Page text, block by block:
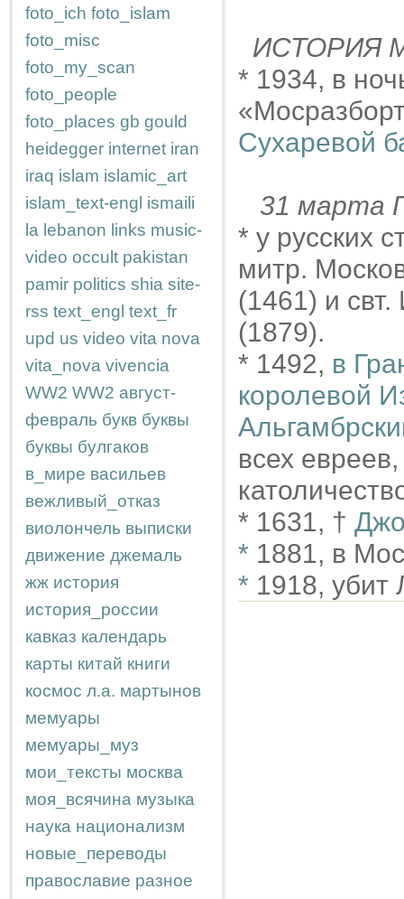
foto_ich foto_islam
foto_misc
foto_my_scan
foto_people
foto_places gb gould
heidegger internet iran
iraq islam islamic_art
islam_text-engl ismaili
la lebanon links music-
video occult pakistan
pamir politics shia site-
rss text_engl text_fr
upd us video vita nova
vita_nova vivencia
WW2 WW2 август-
февраль букв буквы
буквы булгаков
в_мире васильев
вежливый_отказ
виолончель выписки
движение джемаль
жж история
история_россии
кавказ календарь
карты китай книги
космос л.а. мартынов
мемуары
мемуары_муз
мои_тексты москва
моя_всячина музыка
наука национализм
новые_переводы
православие разное
ИСТОРИЯ
* 1934, в
Сухаревой
31
* у русских
митр.
(1461) и
(1879).
* 1492, в
королевой
всех
* 1631, †
* 1881, в
* 1918, убит